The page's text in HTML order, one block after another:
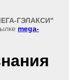
ГЭЛАКСИ"
mega-